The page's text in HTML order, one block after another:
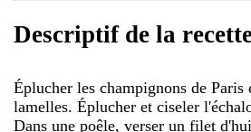
Descriptif de la
Éplucher les champignons de Paris
lamelles. Éplucher et ciseler
Dans une poêle, verser un filet